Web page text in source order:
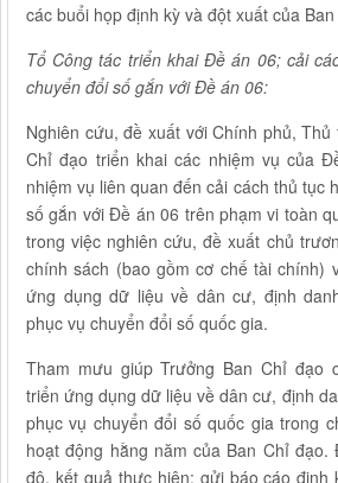
các buổi họp định kỳ và đột xuất của
Tổ Công tác triển khai Đề án 06; cải
chuyển đổi số gắn với Đề án 06:
Nghiên cứu, đề xuất với Chính phủ,
Chỉ đạo triển khai các nhiệm vụ của
nhiệm vụ liên quan đến cải cách thủ tục
số gắn với Đề án 06 trên phạm vi toàn
trong việc nghiên cứu, đề xuất chủ
chính sách (bao gồm cơ chế tài chính)
ứng dụng dữ liệu về dân cư, định
phục vụ chuyển đổi số quốc gia.
Tham mưu giúp Trưởng Ban Chỉ đạo
triển ứng dụng dữ liệu về dân cư, định
phục vụ chuyển đổi số quốc gia trong
hoạt động hằng năm của Ban Chỉ đạo.
độ, kết quả thực hiện; gửi báo cáo định